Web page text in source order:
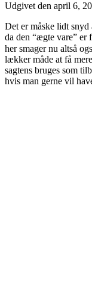
Udgivet den april 6,
Det er måske lidt
da den “ægte vare” er
her smager nu altså
lækker måde at få
sagtens bruges som
hvis man gerne vil